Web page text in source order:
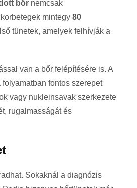
bőr nemcsak
mintegy 80
tünetek, amelyek felhívják a
van a bőr felépítésére is. A
fontos szerepet
vagy nukleinsavak szerkezete
rugalmasságát és
Sokaknál a diagnózis